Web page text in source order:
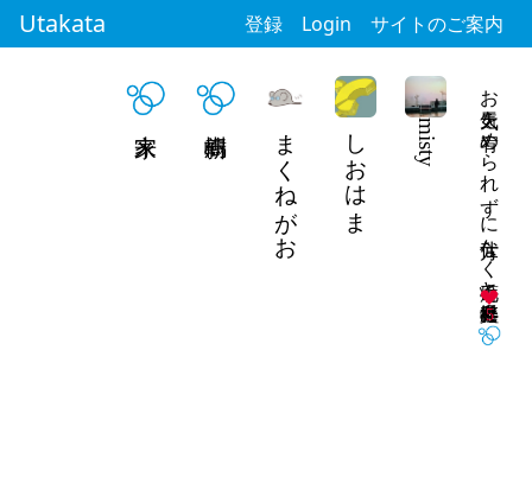
Utakata 登録 Login サイトのご案内
お天気を宥められずに仕方なく癖毛と共存爆発出社
5
misty
しおはま
まくねがお